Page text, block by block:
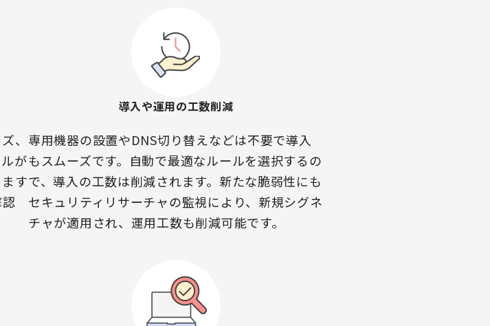
、
が
す
導入や運用の工数削減
専用機器の設置やDNS切り替えなどは不要で導入
もスムーズです。自動で最適なルールを選択するの
で、導入の工数は削減されます。新たな脆弱性にも
セキュリティリサーチャの監視により、新規シグネ
チャが適用され、運用工数も削減可能です。